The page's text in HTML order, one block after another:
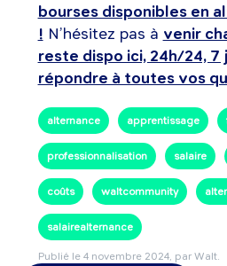
bourses disponibles en
! N’hésitez pas à venir
reste dispo ici, 24h/24, 7
répondre à toutes vos
alternance apprentissage
professionnalisation salaire
coûts waltcommunity
salairealternance
Publié le 4 novembre 2024, par Walt.